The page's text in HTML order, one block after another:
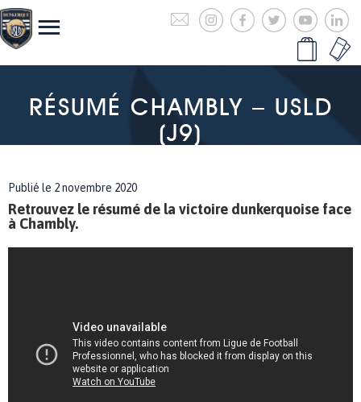
RÉSUMÉ CHAMBLY – USLD
(J9)
Publié le 2 novembre 2020
Retrouvez le résumé de la victoire dunkerquoise face
à Chambly.